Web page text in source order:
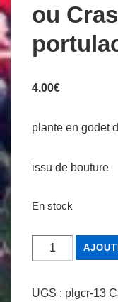
ou
4.00€
plante en godet
issu de bouture
En stock
quantité
de
UGS : plgcr-13